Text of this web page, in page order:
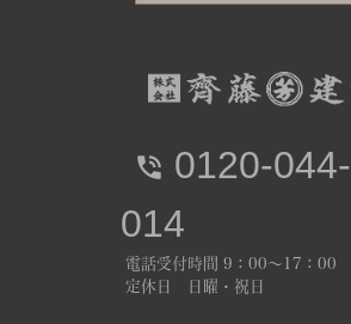
0120-044-
014
電話受付時間 9：00～17：00
定休日 日曜・祝日